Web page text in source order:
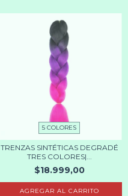
5 COLORES
TRENZAS SINTÉTICAS DEGRADÉ
TRES COLORES|...
$18.999,00
AGREGAR AL CARRITO